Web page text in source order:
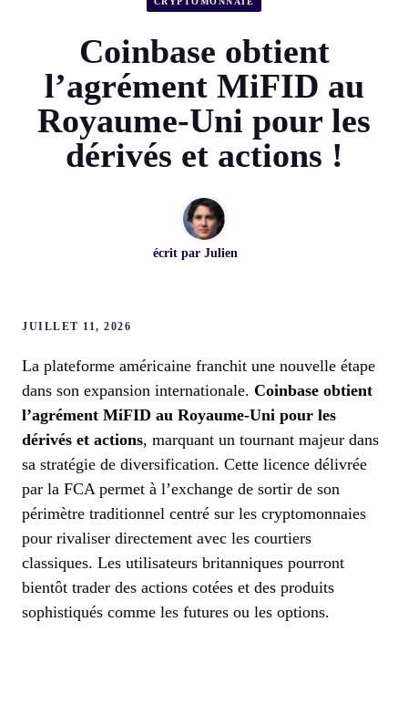
Coinbase obtient
l’agrément MiFID au
Royaume-Uni pour les
dérivés et actions !
écrit par Julien
JUILLET 11, 2026
La plateforme américaine franchit une nouvelle étape
dans son expansion internationale. Coinbase obtient
l’agrément MiFID au Royaume-Uni pour les
dérivés et actions, marquant un tournant majeur dans
sa stratégie de diversification. Cette licence délivrée
par la FCA permet à l’exchange de sortir de son
périmètre traditionnel centré sur les cryptomonnaies
pour rivaliser directement avec les courtiers
classiques. Les utilisateurs britanniques pourront
bientôt trader des actions cotées et des produits
sophistiqués comme les futures ou les options.